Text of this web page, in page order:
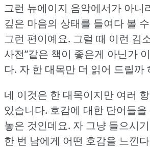
그런 뉴에이지 음악에서가 아니
깊은 마음의 상태를 들여다 볼
그런 편이예요. 그럴 때 이런 김
사전”같은 책이 좋은게 아닌가
다. 자 한 대목만 더 읽어 드릴까
네 이것은 한 대목이지만 여러
있습니다. 호감에 대한 단어들
놓은 것인데요. 자 그냥 들으시
한 번 남에게 어떤 호감을 느낀